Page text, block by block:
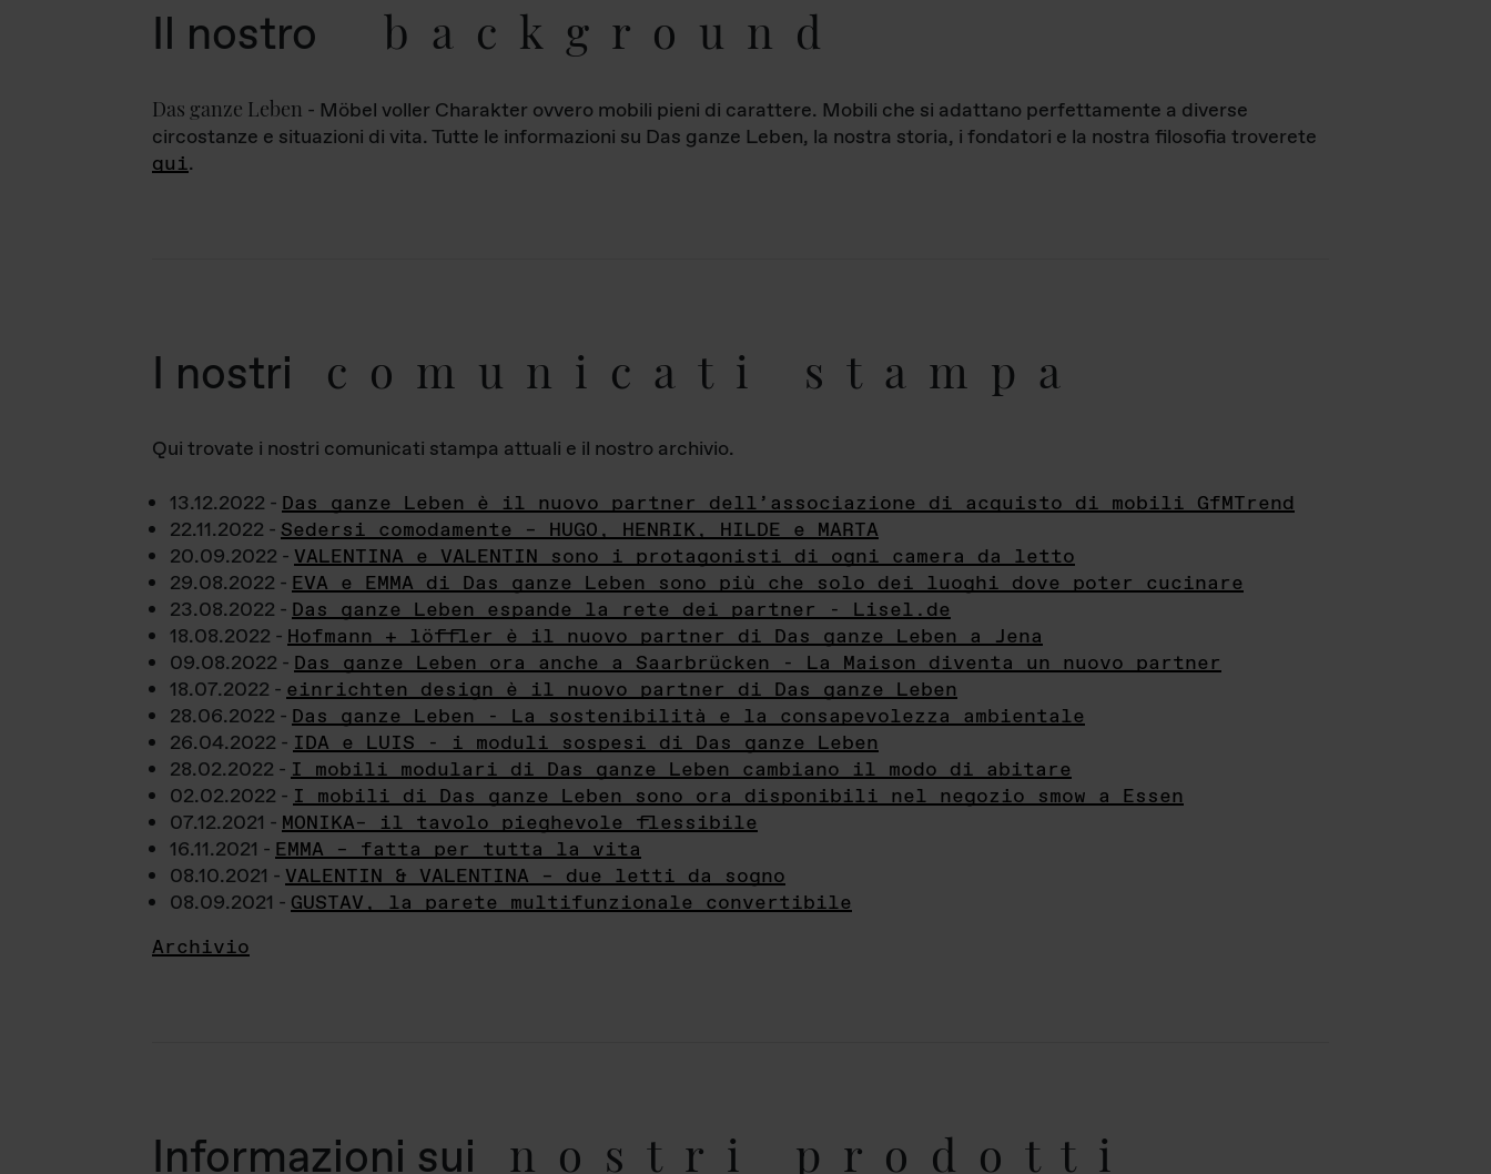
Il nostro background
Das ganze Leben - Möbel voller Charakter ovvero mobili pieni di carattere. Mobili che si adattano perfettamente a diverse
circostanze e situazioni di vita. Tutte le informazioni su Das ganze Leben, la nostra storia, i fondatori e la nostra filosofia troverete
qui.
I nostri comunicati stampa
Qui trovate i nostri comunicati stampa attuali e il nostro archivio.
13.12.2022 - Das ganze Leben è il nuovo partner dell’associazione di acquisto di mobili GfMTrend
22.11.2022 - Sedersi comodamente – HUGO, HENRIK, HILDE e MARTA
20.09.2022 - VALENTINA e VALENTIN sono i protagonisti di ogni camera da letto
29.08.2022 - EVA e EMMA di Das ganze Leben sono più che solo dei luoghi dove poter cucinare
23.08.2022 - Das ganze Leben espande la rete dei partner - Lisel.de
18.08.2022 - Hofmann + löffler è il nuovo partner di Das ganze Leben a Jena
09.08.2022 - Das ganze Leben ora anche a Saarbrücken - La Maison diventa un nuovo partner
18.07.2022 - einrichten design è il nuovo partner di Das ganze Leben
28.06.2022 - Das ganze Leben - La sostenibilità e la consapevolezza ambientale
26.04.2022 - IDA e LUIS - i moduli sospesi di Das ganze Leben
28.02.2022 - I mobili modulari di Das ganze Leben cambiano il modo di abitare
02.02.2022 - I mobili di Das ganze Leben sono ora disponibili nel negozio smow a Essen
07.12.2021 - MONIKA– il tavolo pieghevole flessibile
16.11.2021 - EMMA – fatta per tutta la vita
08.10.2021 - VALENTIN & VALENTINA – due letti da sogno
08.09.2021 - GUSTAV, la parete multifunzionale convertibile
Archivio
Informazioni sui nostri prodotti